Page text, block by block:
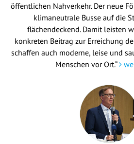
öffentlichen Nahverkehr. Der neue
klimaneutrale Busse auf die
flächendeckend. Damit leisten
konkreten Beitrag zur Erreichung
schaffen auch moderne, leise und
Menschen vor Ort.“